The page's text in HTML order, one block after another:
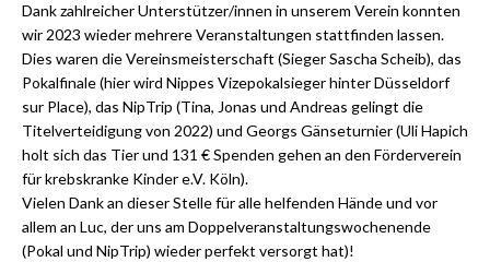
Dank zahlreicher Unterstützer/innen in unserem Verein konnten
wir 2023 wieder mehrere Veranstaltungen stattfinden lassen.
Dies waren die Vereinsmeisterschaft (Sieger Sascha Scheib), das
Pokalfinale (hier wird Nippes Vizepokalsieger hinter Düsseldorf
sur Place), das NipTrip (Tina, Jonas und Andreas gelingt die
Titelverteidigung von 2022) und Georgs Gänseturnier (Uli Hapich
holt sich das Tier und 131 € Spenden gehen an den Förderverein
für krebskranke Kinder e.V. Köln).
Vielen Dank an dieser Stelle für alle helfenden Hände und vor
allem an Luc, der uns am Doppelveranstaltungswochenende
(Pokal und NipTrip) wieder perfekt versorgt hat)!